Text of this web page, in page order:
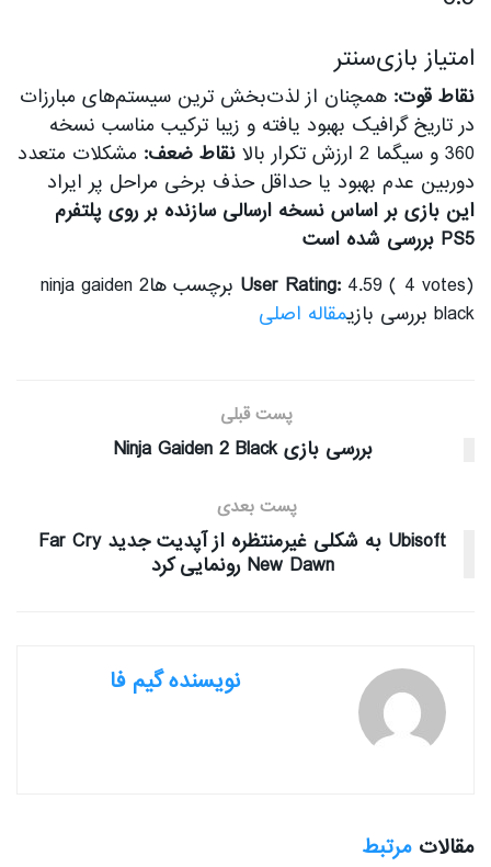
امتیاز بازی‌سنتر
نقاط قوت: همچنان از لذت‌بخش ترین سیستم‌های مبارزات
در تاریخ گرافیک بهبود یافته و زیبا ترکیب مناسب نسخه
360 و سیگما 2 ارزش تکرار بالا
نقاط ضعف: مشکلات متعدد
دوربین عدم بهبود یا حداقل حذف برخی مراحل پر ایراد
این بازی بر اساس نسخه ارسالی سازنده بر روی پلتفرم
PS5 بررسی شده است
User Rating:
4.59 ( 4 votes) برچسب هاninja gaiden 2
black بررسی بازی
مقاله اصلی
پست قبلی
بررسی بازی Ninja Gaiden 2 Black
پست بعدی
Ubisoft به شکلی غیرمنتظره از آپدیت جدید Far Cry
New Dawn رونمایی کرد
نویسنده گیم فا
مقالات مرتبط